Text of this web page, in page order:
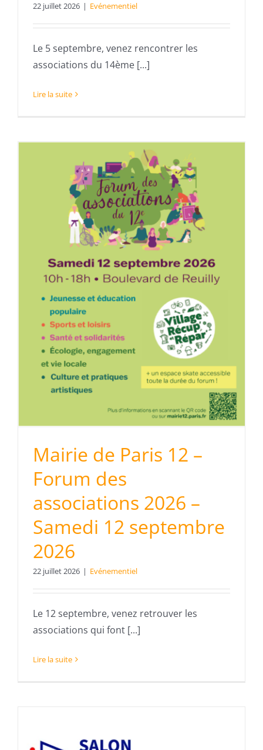
22 juillet 2026 | Evénementiel
Le 5 septembre, venez rencontrer les
associations du 14ème [...]
Lire la suite
Mairie de Paris 12 –
Forum des
associations 2026 –
Samedi 12 septembre
2026
22 juillet 2026 | Evénementiel
Le 12 septembre, venez retrouver les
associations qui font [...]
Lire la suite